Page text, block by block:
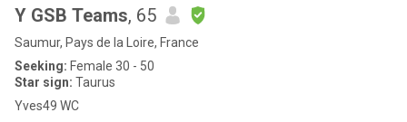
Y GSB Teams, 65
Saumur, Pays de la Loire, France
Seeking: Female 30 - 50
Star sign: Taurus
Yves49 WC